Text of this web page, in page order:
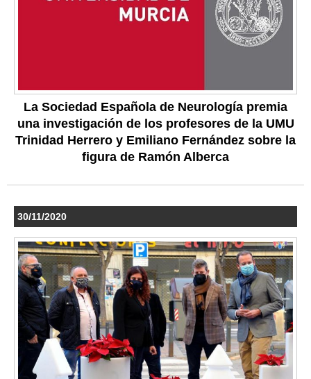
La Sociedad Española de Neurología premia
una investigación de los profesores de la UMU
Trinidad Herrero y Emiliano Fernández sobre la
figura de Ramón Alberca
30/11/2020